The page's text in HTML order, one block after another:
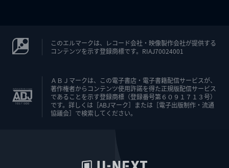
このエルマークは、レコード会社・映像製作会社が提供する
コンテンツを示す登録商標です。RIAJ70024001
ＡＢＪマークは、この電子書店・電子書籍配信サービスが、
著作権者からコンテンツ使用許諾を得た正規版配信サービス
であることを示す登録商標（登録番号第６０９１７１３号）
です。詳しくは［ABJマーク］または［電子出版制作・流通
協議会］で検索してください。